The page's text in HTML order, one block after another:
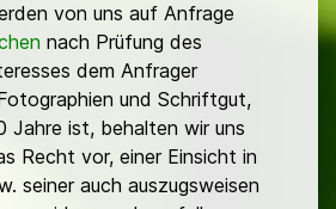
von uns auf Anfrage
nach Prüfung des
dem Anfrager
und Schriftgut,
Jahre ist, behalten wir uns
Recht vor, einer Einsicht in
seiner auch auszugsweisen